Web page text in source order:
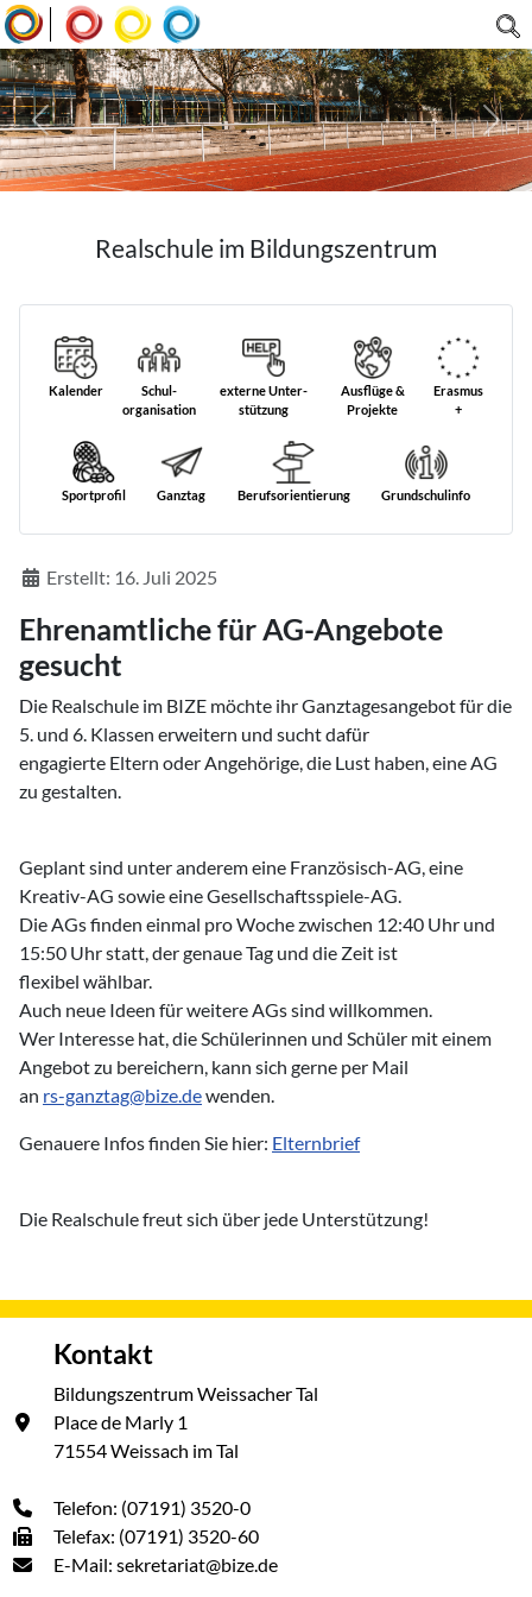
Realschule im Bildungszentrum
Kalender
Schul­
organisation
externe Unter­
stützung
Ausflüge &
Projekte
Erasmus
+
Sportprofil Ganztag Berufs­orientierung Grund­schul­info
DetailsErstellt: 16. Juli 2025
Ehrenamtliche für AG-Angebote
gesucht
Die Realschule im BIZE möchte ihr Ganztagesangebot für die
5. und 6. Klassen erweitern und sucht dafür
engagierte Eltern oder Angehörige, die Lust haben, eine AG
zu gestalten.
Geplant sind unter anderem eine Französisch-AG, eine
Kreativ-AG sowie eine Gesellschaftsspiele-AG.
Die AGs finden einmal pro Woche zwischen 12:40 Uhr und
15:50 Uhr statt, der genaue Tag und die Zeit ist
flexibel wählbar.
Auch neue Ideen für weitere AGs sind willkommen.
Wer Interesse hat, die Schülerinnen und Schüler mit einem
Angebot zu bereichern, kann sich gerne per Mail
an rs-ganztag@bize.dewenden.
Genauere Infos finden Sie hier: Elternbrief
Die Realschule freut sich über jede Unterstützung!
Kontakt
Bildungszentrum Weissacher Tal
Place de Marly 1
71554 Weissach im Tal
Telefon: (07191) 3520-0
Telefax: (07191) 3520-60
E-Mail: sekretariat@bize.de